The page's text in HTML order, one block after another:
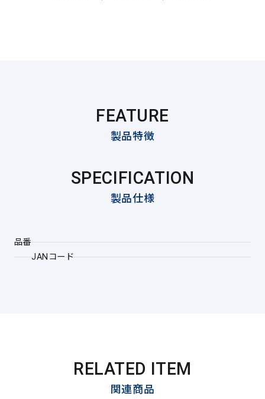
FEATURE
製品特徴
SPECIFICATION
製品仕様
品番
JANコード
RELATED ITEM
関連商品